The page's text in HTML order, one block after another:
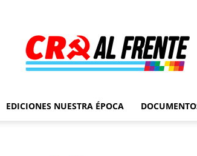
Al
EDICIONES NUESTRA ÉPOCA